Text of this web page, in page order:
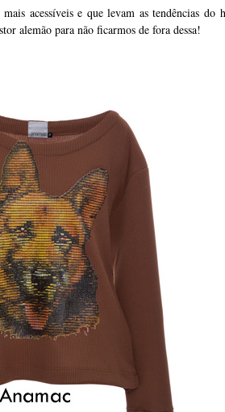
acessíveis e que levam as tendências
alemão para não ficarmos de fora dessa!